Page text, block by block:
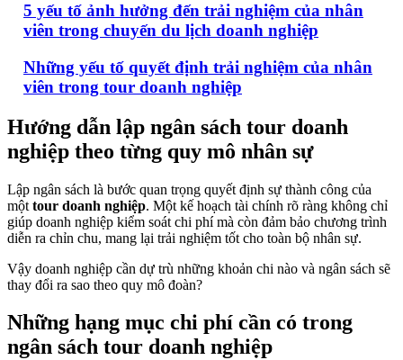
5 yếu tố ảnh hưởng đến trải nghiệm của nhân
viên trong chuyến du lịch doanh nghiệp
Những yếu tố quyết định trải nghiệm của nhân
viên trong tour doanh nghiệp
Hướng dẫn lập ngân sách tour doanh
nghiệp theo từng quy mô nhân sự
Lập ngân sách là bước quan trọng quyết định sự thành công của
một tour doanh nghiệp. Một kế hoạch tài chính rõ ràng không chỉ
giúp doanh nghiệp kiểm soát chi phí mà còn đảm bảo chương trình
diễn ra chỉn chu, mang lại trải nghiệm tốt cho toàn bộ nhân sự.
Vậy doanh nghiệp cần dự trù những khoản chi nào và ngân sách sẽ
thay đổi ra sao theo quy mô đoàn?
Những hạng mục chi phí cần có trong
ngân sách tour doanh nghiệp